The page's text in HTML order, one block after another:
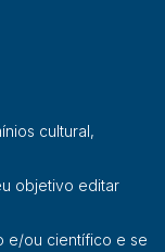
cultural,
objetivo editar
e/ou científico e se